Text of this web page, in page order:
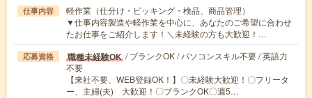
仕事内容
軽作業（仕分け・ピッキング・検品、商品管理）
▼仕事内容製造や軽作業を中心に、あなたのご希望に合わせ
たお仕事をご紹介します！＼未経験の方も大歓迎！…
応募資格 職種未経験OK / ブランクOK / パソコンスキル不要 / 英語力
不要
【来社不要、WEB登録OK！】〇未経験大歓迎！〇フリータ
ー、主婦(夫) 大歓迎！〇ブランクOK〇週5…